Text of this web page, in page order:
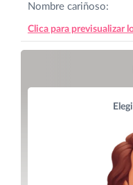
Nombre cariñoso:
Clica para previsualizar